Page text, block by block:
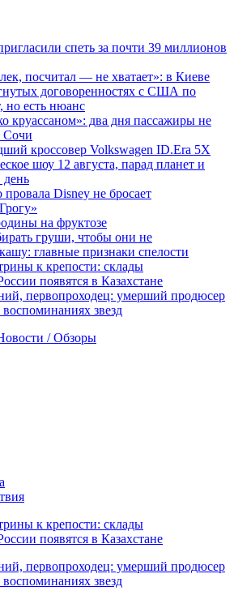
спеть за почти 39 миллионов
посчитал — не хватает»: в Киеве
договоренностях с США по
но есть нюанс
круассаном»: два дня пассажиры не
Сочи
кроссовер Volkswagen ID.Era 5X
шоу 12 августа, парад планет и
день
провала Disney не бросает
на фруктозе
груши, чтобы они не
главные признаки спелости
к крепости: склады
появятся в Казахстане
первопроходец: умерший продюсер
звезд
/ Обзоры
к крепости: склады
появятся в Казахстане
первопроходец: умерший продюсер
звезд